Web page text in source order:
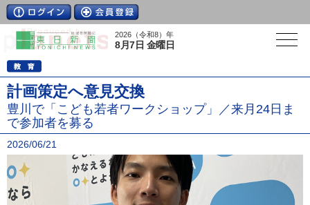
2026（令和8）年
8月7日 金曜日
計画策定へ意見交換
豊川で「こども若者ワークショップ」／来月24日ま
で参加者を募る
2026/06/21